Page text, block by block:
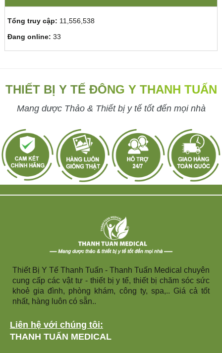
Tổng truy cập: 11,556,538
Đang online: 33
THIẾT BỊ Y TẾ ĐÔNG Y THANH TUẤN
Mang dược Thảo & Thiết bị y tế tốt đến mọi nhà
Thiết Bị Y Tế Thanh Tuấn - Thanh Tuấn Medical chuyên
cung cấp các vật tư - thiết bị y tế, thiết bị chăm sóc sức
khoẻ gia đình, phòng khám, công ty, spa,.. Giá cả tốt
nhất, hàng luôn có sẵn..
Liên hệ với chúng tôi:
THANH TUẤN MEDICAL